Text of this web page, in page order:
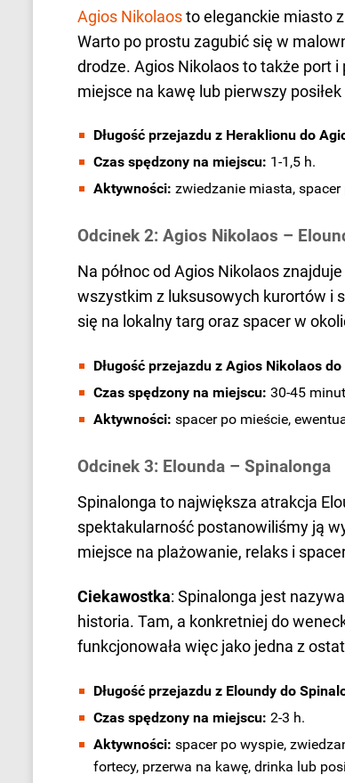
Agios Nikolaosto eleganckie miasto
Warto po prostu zagubić się w
drodze. Agios Nikolaos to także port
miejsce na kawę lub pierwszy
Długość przejazdu z Heraklionu do
Czas spędzony na miejscu: 1-1,5 h.
Aktywności: zwiedzanie miasta,
Odcinek 2: Agios Nikolaos –
Na północ od Agios Nikolaos
wszystkim z luksusowych kurortów i
się na lokalny targ oraz spacer w
Długość przejazdu z Agios Nikolaos do
Czas spędzony na miejscu: 30-45
Aktywności: spacer po mieście,
Odcinek 3: Elounda – Spinalonga
Spinalonga to największa atrakcja
spektakularność postanowiliśmy ją
miejsce na plażowanie, relaks i
Ciekawostka: Spinalonga jest
historia. Tam, a konkretniej do
funkcjonowała więc jako jedna z
Długość przejazdu z Eloundy do
Czas spędzony na miejscu: 2-3 h.
Aktywności: spacer po wyspie,
fortecy, przerwa na kawę, drinka lub